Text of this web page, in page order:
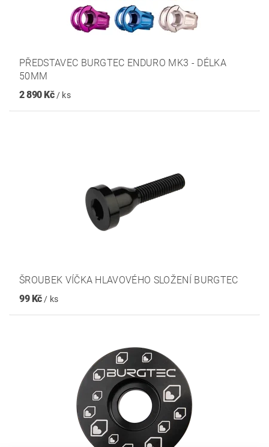
PŘEDSTAVEC BURGTEC ENDURO MK3 - DÉLKA
50MM
2 890 Kč/ ks
ŠROUBEK VÍČKA HLAVOVÉHO SLOŽENÍ BURGTEC
99 Kč / ks